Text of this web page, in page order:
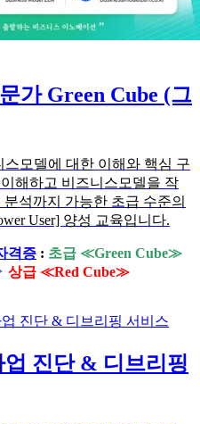
가 Green Cube (그
스모델에 대한 이해와 핵심 구
해하고 비즈니스모델을 작
석까지 가능한 초급 수준의
User] 양성 교육입니다.
격증 : 초급 ≪Green Cube≫
상급 ≪Red Cube≫
진단 & 디브리핑